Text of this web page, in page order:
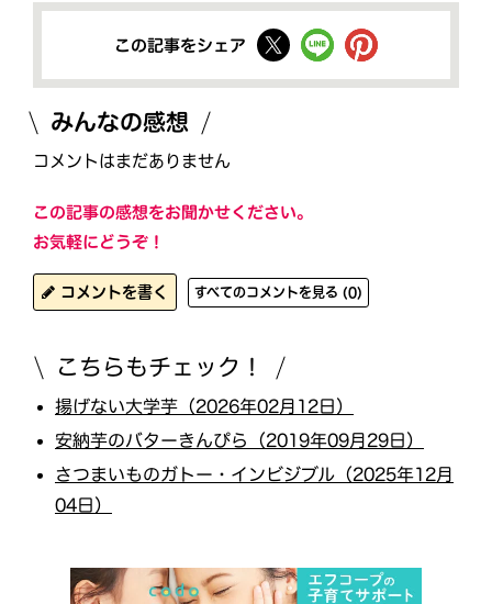
この記事をシェア
みんなの感想
コメントはまだありません
この記事の感想をお聞かせください。
お気軽にどうぞ！
コメントを書く すべてのコメントを見る (0)
こちらもチェック！
揚げない大学芋（2026年02月12日）
安納芋のバターきんぴら（2019年09月29日）
さつまいものガトー・インビジブル（2025年12月
04日）